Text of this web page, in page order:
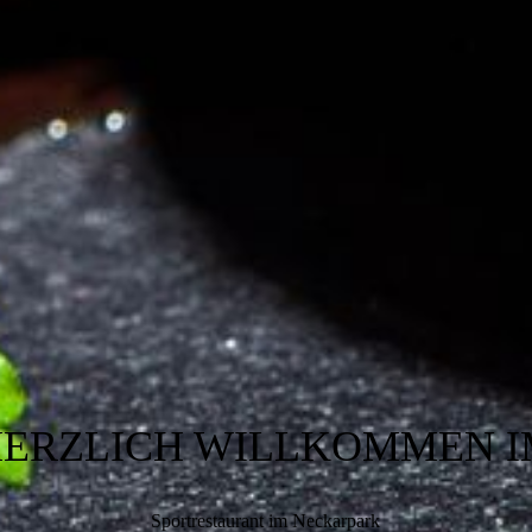
WILLKOMMEN
Sportrestaurant im Neckarpark